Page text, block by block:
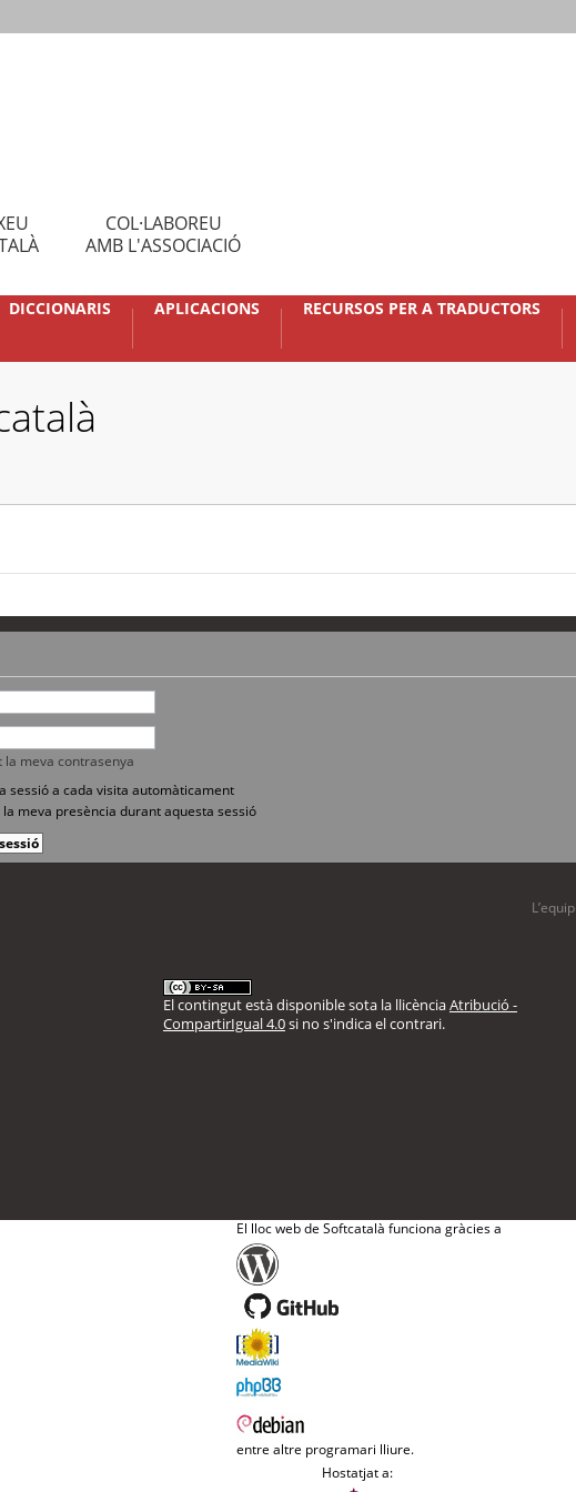
COL·LABOREU
AMB L'ASSOCIACIÓ
DICCIONARIS APLICACIONS RECURSOS PER A TRADUCTORS
la meva contrasenya
sessió a cada visita automàticament
la meva presència durant aquesta sessió
L’equip
El contingut està disponible sota la llicènciaAtribució -
CompartirIgual 4.0si no s'indica el contrari.
El lloc web de Softcatalà funciona gràcies a
entre altre programari lliure.
Hostatjat a: